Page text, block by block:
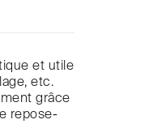
et utile
etc.
grâce
repose-